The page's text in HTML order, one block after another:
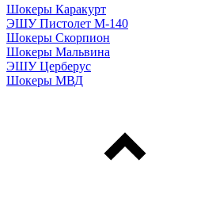
Шокеры Каракурт
ЭШУ Пистолет М-140
Шокеры Скорпион
Шокеры Мальвина
ЭШУ Церберус
Шокеры МВД